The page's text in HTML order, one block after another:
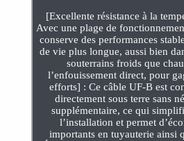
[Excellente résistance à la
Avec une plage de
conserve des performances
de vie plus longue, aussi bien
souterrains froids que
l’enfouissement direct, pour
efforts] : Ce câble UF-B est
directement sous terre sans
supplémentaire, ce qui
l’installation et permet
importants en tuyauterie ainsi